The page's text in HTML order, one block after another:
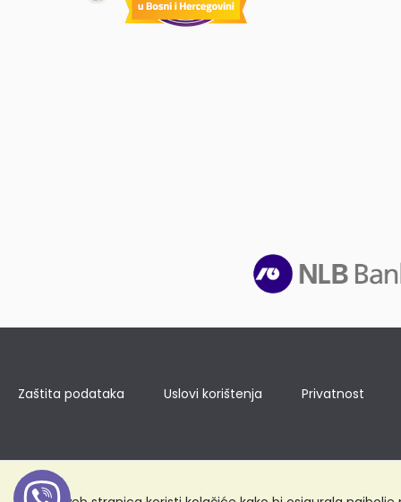
Zaštita podataka Uslovi korištenja Privatnost